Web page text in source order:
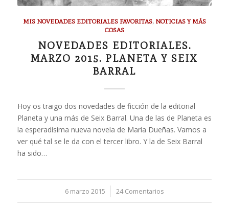
MIS NOVEDADES EDITORIALES FAVORITAS, NOTICIAS Y MÁS
COSAS
NOVEDADES EDITORIALES.
MARZO 2015. PLANETA Y SEIX
BARRAL
Hoy os traigo dos novedades de ficción de la editorial
Planeta y una más de Seix Barral. Una de las de Planeta es
la esperadísima nueva novela de María Dueñas. Vamos a
ver qué tal se le da con el tercer libro. Y la de Seix Barral
ha sido…
6 marzo 2015
/ 24 Comentarios